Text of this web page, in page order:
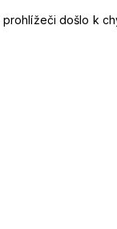
prohlížeči došlo k